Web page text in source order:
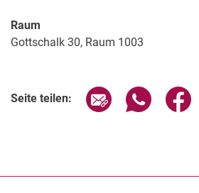
Raum
Gottschalk 30, Raum 1003
Seite teilen: Seite über E-
Seite